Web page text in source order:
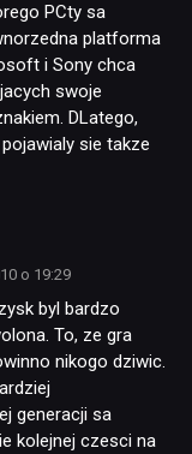
PCty sa
platforma
i Sony chca
swoje
DLatego,
sie takze
o 19:29
byl bardzo
To, ze gra
nikogo dziwic.
generacji sa
kolejnej czesci na